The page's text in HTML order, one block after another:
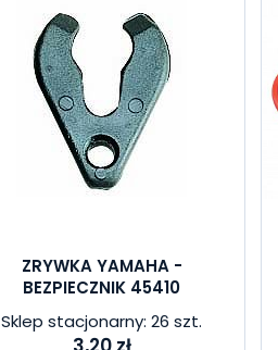
ZRYWKA YAMAHA -
BEZPIECZNIK 45410
Sklep stacjonarny: 26 szt.